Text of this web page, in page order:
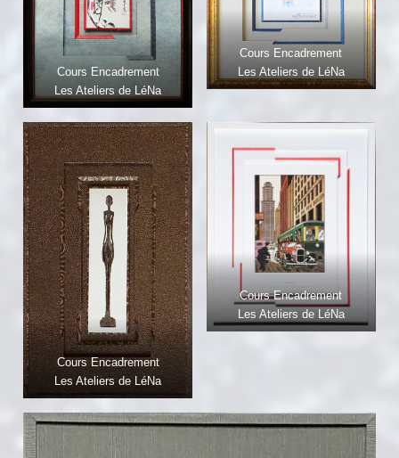
Cours Encadrement
Les Ateliers de LéNa
Cours Encadrement
Les Ateliers de LéNa
Cours Encadrement
Les Ateliers de LéNa
Cours Encadrement
Les Ateliers de LéNa